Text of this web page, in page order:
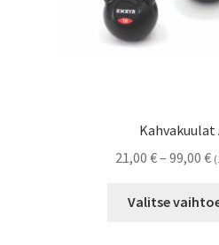
Kahvakuulat
21,00 €– 99,00 €
-
(
Valitse